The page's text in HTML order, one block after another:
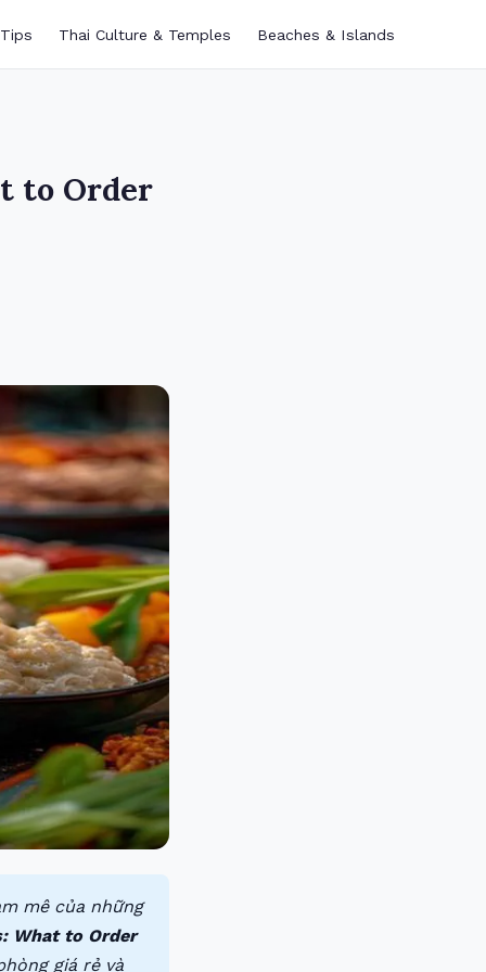
Thai Culture & Temples Beaches & Islands
to Order
mê của những
What to Order
giá rẻ và